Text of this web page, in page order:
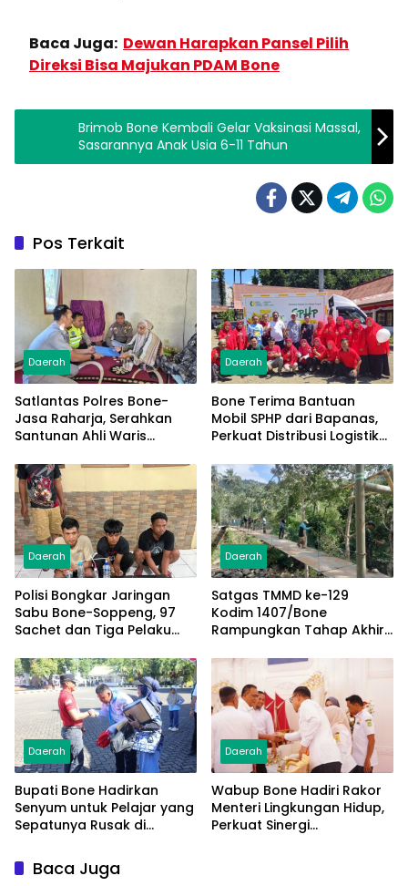
Baca Juga: Dewan Harapkan Pansel Pilih
Direksi Bisa Majukan PDAM Bone
Brimob Bone Kembali Gelar Vaksinasi Massal,
Sasarannya Anak Usia 6-11 Tahun
Pos Terkait
Daerah
Satlantas Polres Bone-
Jasa Raharja, Serahkan
Santunan Ahli Waris
Rp50 Juta
Daerah
Bone Terima Bantuan
Mobil SPHP dari Bapanas,
Perkuat Distribusi Logistik
Daerah
Polisi Bongkar Jaringan
Sabu Bone-Soppeng, 97
Sachet dan Tiga Pelaku
Daerah
Satgas TMMD ke-129
Kodim 1407/Bone
Rampungkan Tahap Akhir
Pattuku, Jaring Pengaman
Mulai Terpasang
Daerah
Bupati Bone Hadirkan
Senyum untuk Pelajar yang
Sepatunya Rusak di
Kemerdekaan
Daerah
Wabup Bone Hadiri Rakor
Menteri Lingkungan Hidup,
Perkuat Sinergi
Baca Juga